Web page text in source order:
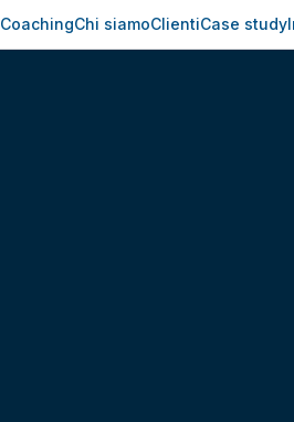
CoachingChi siamoClientiCase study